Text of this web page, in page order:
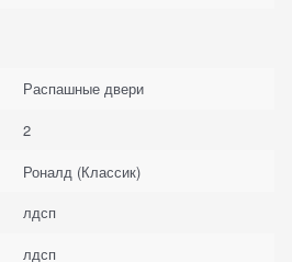
Распашные двери
2
Роналд (Классик)
лдсп
лдсп